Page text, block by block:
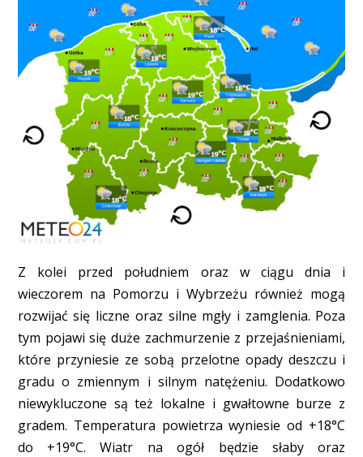
Z kolei przed południem oraz w ciągu dnia i
wieczorem na Pomorzu i Wybrzeżu również mogą
rozwijać się liczne oraz silne mgły i zamglenia. Poza
tym pojawi się duże zachmurzenie z przejaśnieniami,
które przyniesie ze sobą przelotne opady deszczu i
gradu o zmiennym i silnym natężeniu. Dodatkowo
niewykluczone są też lokalne i gwałtowne burze z
gradem. Temperatura powietrza wyniesie od +18°C
do +19°C. Wiatr na ogół będzie słaby oraz